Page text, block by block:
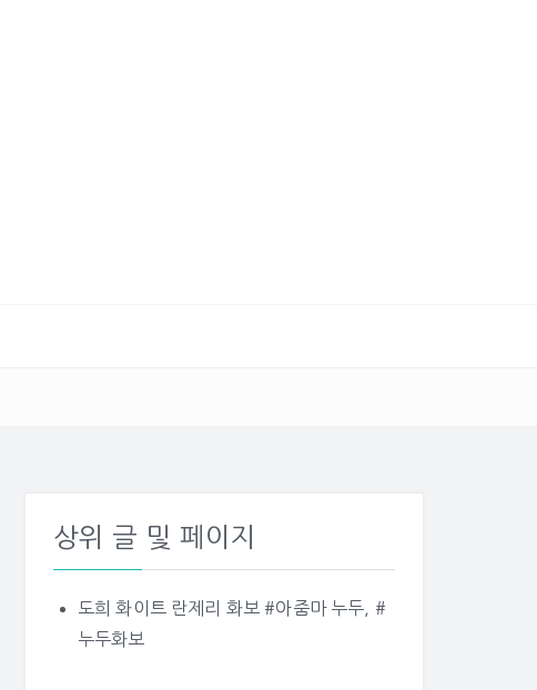
상위 글 및 페이지
도희 화이트 란제리 화보 #아줌마 누두, #
누두화보